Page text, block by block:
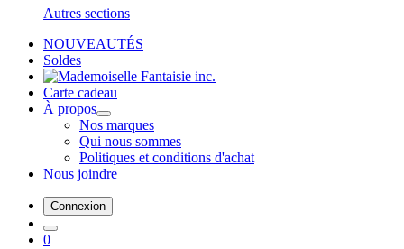
Autres sections
NOUVEAUTÉS
Soldes
Carte cadeau
À propos
Nos marques
Qui nous sommes
Politiques et conditions d'achat
Nous joindre
Connexion
0